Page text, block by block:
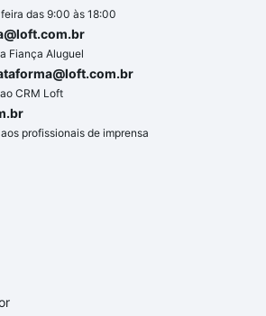
das 9:00 às 18:00
Fiança Aluguel
CRM Loft
profissionais de imprensa